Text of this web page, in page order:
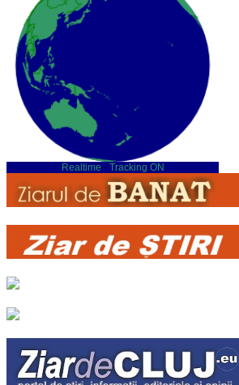
Realtime - Tracking ON